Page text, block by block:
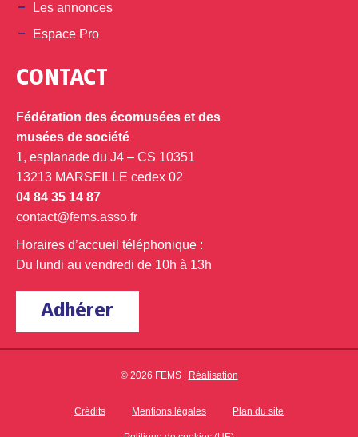
Les annonces
Espace Pro
CONTACT
Fédération des écomusées et des
musées de société
1, esplanade du J4 – CS 10351
13213 MARSEILLE cedex 02
04 84 35 14 87
contact@fems.asso.fr
Horaires d’accueil téléphonique :
Du lundi au vendredi de 10h à 13h
Adhérer
© 2026 FEMS | Réalisation
Crédits Mentions légales Plan du site